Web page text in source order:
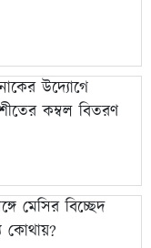
উদ্যোগে
কম্বল বিতরণ
মেসির বিচ্ছেদ
কোথায়?